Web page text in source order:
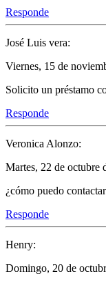
Responde
José Luis vera:
Viernes, 15 de
Solicito un préstamo
Responde
Veronica Alonzo:
Martes, 22 de octubre
¿cómo puedo
Responde
Henry:
Domingo, 20 de